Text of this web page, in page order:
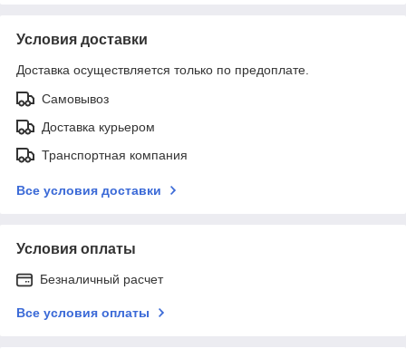
Условия доставки
Доставка осуществляется только по предоплате.
Самовывоз
Доставка курьером
Транспортная компания
Все условия доставки
Условия оплаты
Безналичный расчет
Все условия оплаты